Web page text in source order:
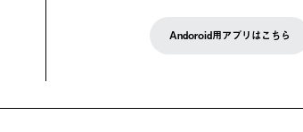
Andoroid用アプリはこちら